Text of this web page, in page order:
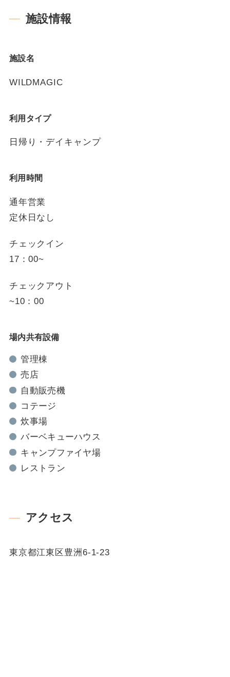
施設情報
施設名
WILDMAGIC
利用タイプ
日帰り・デイキャンプ
利用時間
通年営業
定休日なし
チェックイン
17：00~
チェックアウト
~10：00
場内共有設備
管理棟
売店
自動販売機
コテージ
炊事場
バーベキューハウス
キャンプファイヤ場
レストラン
アクセス
東京都江東区豊洲6-1-23